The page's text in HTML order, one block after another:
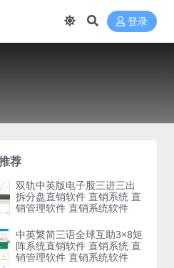
登录
荐
双轨中英版电子股三进三出
拆分盘直销软件 直销系统 直
销管理软件 直销系统软件
中英繁简三语全球互助3×8矩
阵系统直销软件 直销系统 直
销管理软件 直销系统软件